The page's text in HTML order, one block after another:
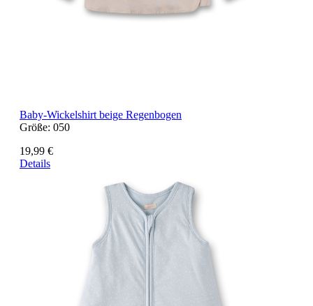
Baby-Wickelshirt beige Regenbogen
Größe: 050
19,99 €
Details